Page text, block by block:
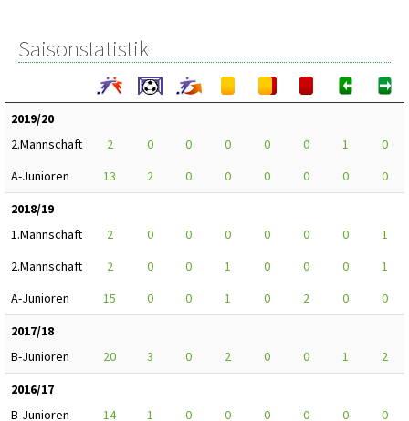
Saisonstatistik
2019/20
2.Mannschaft
2 0 0 0 0 0 1
0
A-Junioren
13 2 0 0 0 0 0
0
2018/19
1.Mannschaft
2 0 0 0 0 0 0
1
2.Mannschaft
2 0 0 1 0 0 0
1
A-Junioren
15 0 0 1 0 2 0
0
2017/18
B-Junioren
20 3 0 2 0 0 1
2
2016/17
B-Junioren
14 1 0 0 0 0 0
0